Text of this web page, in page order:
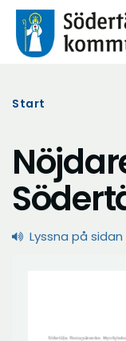
Start
Lyssna på sidan